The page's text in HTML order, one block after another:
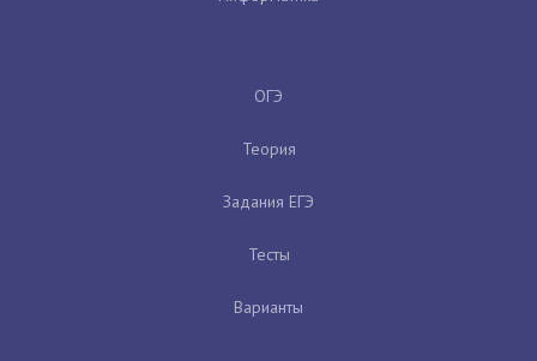
ОГЭ
Теория
Задания ЕГЭ
Тесты
Варианты